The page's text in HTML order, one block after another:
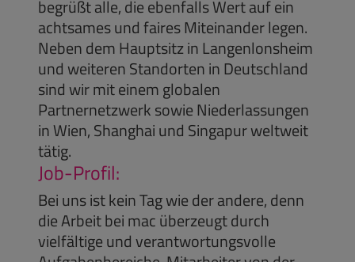
begrüßt alle, die ebenfalls Wert auf ein
achtsames und faires Miteinander legen.
Neben dem Hauptsitz in Langenlonsheim
und weiteren Standorten in Deutschland
sind wir mit einem globalen
Partnernetzwerk sowie Niederlassungen
in Wien, Shanghai und Singapur weltweit
tätig.
Job-Profil:
Bei uns ist kein Tag wie der andere, denn
die Arbeit bei mac überzeugt durch
vielfältige und verantwortungsvolle